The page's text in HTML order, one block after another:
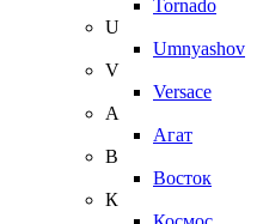
Tornado
U
Umnyashov
V
Versace
А
Агат
В
Восток
К